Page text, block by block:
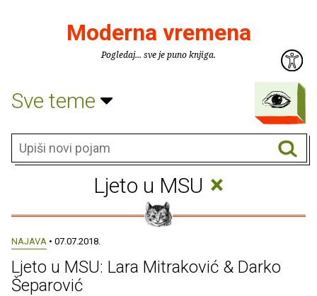
Moderna vremena
Pogledaj... sve je puno knjiga.
Sve teme
Ljeto u MSU ×
NAJAVA • 07.07.2018.
Ljeto u MSU: Lara Mitraković & Darko
Šeparović